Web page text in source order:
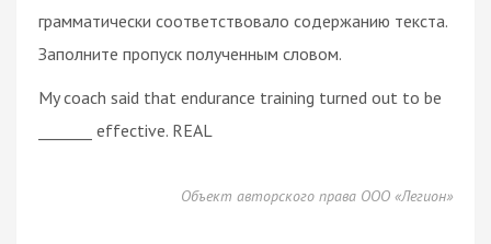
грамматически соответствовало содержанию текста.
Заполните пропуск полученным словом.
My coach said that endurance training turned out to be
_______ effective. REAL
Объект авторского права ООО «Легион»